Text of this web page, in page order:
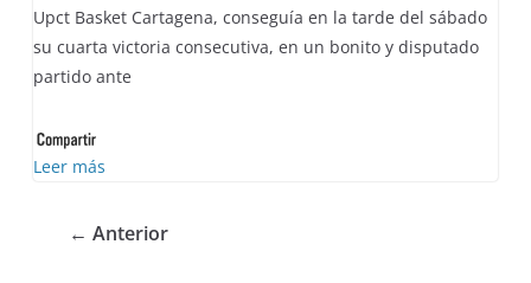
Upct Basket Cartagena, conseguía en la tarde del sábado
su cuarta victoria consecutiva, en un bonito y disputado
partido ante
Leer más
← Anterior